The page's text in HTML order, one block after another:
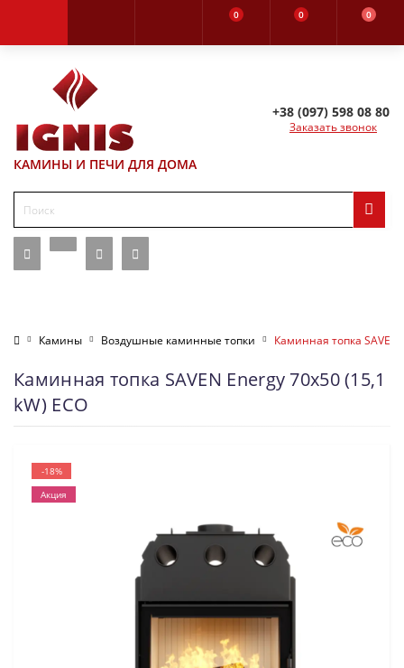
0 0 0
КАМИНЫ И ПЕЧИ ДЛЯ ДОМА
+38 (097) 598 08 80
Заказать звонок
Камины Воздушные каминные топки Каминная топка SAVEN
Каминная топка SAVEN Energy 70х50 (15,1
kW) ECO
-18%
Акция